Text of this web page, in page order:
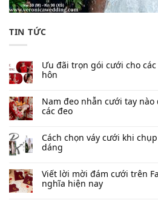
TIN TỨC
Ưu đãi trọn gói cưới cho
hôn
Nam đeo nhẫn cưới tay nào
các đeo
Cách chọn váy cưới khi
dáng
Viết lời mời đám cưới trên
nghĩa hiện nay